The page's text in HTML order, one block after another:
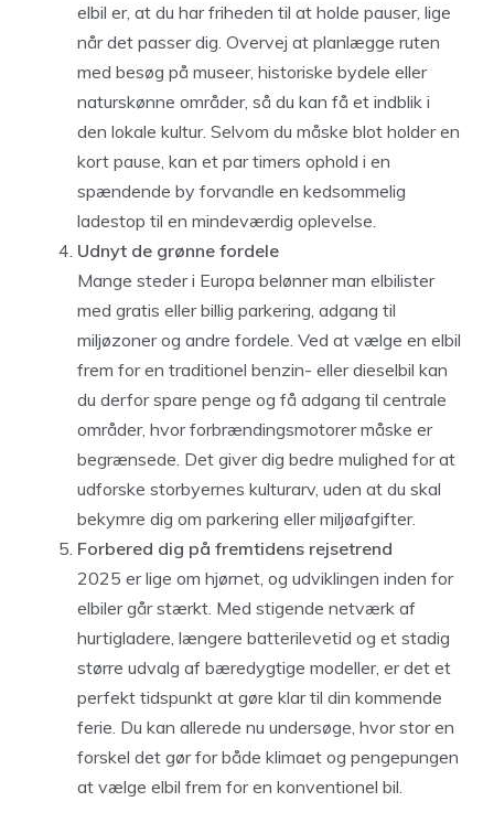
elbil er, at du har friheden til at holde pauser, lige
når det passer dig. Overvej at planlægge ruten
med besøg på museer, historiske bydele eller
naturskønne områder, så du kan få et indblik i
den lokale kultur. Selvom du måske blot holder en
kort pause, kan et par timers ophold i en
spændende by forvandle en kedsommelig
ladestop til en mindeværdig oplevelse.
Udnyt de grønne fordele
Mange steder i Europa belønner man elbilister
med gratis eller billig parkering, adgang til
miljøzoner og andre fordele. Ved at vælge en elbil
frem for en traditionel benzin- eller dieselbil kan
du derfor spare penge og få adgang til centrale
områder, hvor forbrændingsmotorer måske er
begrænsede. Det giver dig bedre mulighed for at
udforske storbyernes kulturarv, uden at du skal
bekymre dig om parkering eller miljøafgifter.
Forbered dig på fremtidens rejsetrend
2025 er lige om hjørnet, og udviklingen inden for
elbiler går stærkt. Med stigende netværk af
hurtigladere, længere batterilevetid og et stadig
større udvalg af bæredygtige modeller, er det et
perfekt tidspunkt at gøre klar til din kommende
ferie. Du kan allerede nu undersøge, hvor stor en
forskel det gør for både klimaet og pengepungen
at vælge elbil frem for en konventionel bil.